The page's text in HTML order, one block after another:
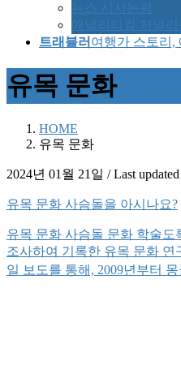
뉴스 시사논평
애널리티컬 저널리
트래블러 여행가 스토리,
유목 문화
HOME
유목 문화
2024년 01월 21일 / Last updated
유목 문화 사슴돌을 아시나요?
유목 문화 사슴돌 문화 학술
조사하여 기록한 유목 문화
일 보도를 통해, 2009년부터